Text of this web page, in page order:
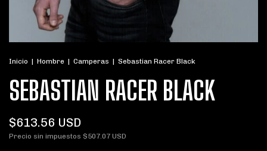
Inicio | Hombre | Camperas | Sebastian Racer Black
SEBASTIAN RACER BLACK
$613.56 USD
Precio sin impuestos $507.07 USD